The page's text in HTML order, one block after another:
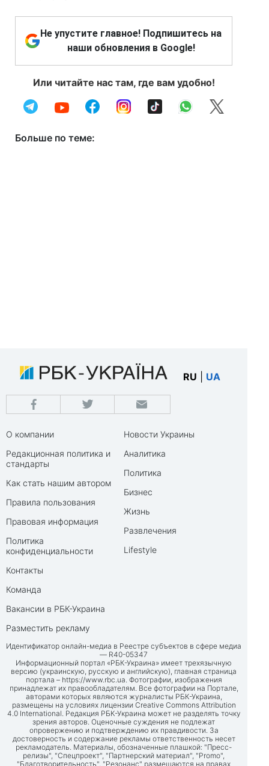
Не упустите главное! Подпишитесь на
наши обновления в Google!
Или читайте нас там, где вам удобно!
Больше по теме:
RU UA
О компании
Редакционная политика и
стандарты
Как стать нашим автором
Правила пользования
Правовая информация
Политика
конфиденциальности
Контакты
Команда
Вакансии в РБК-Украина
Разместить рекламу
Новости Украины
Аналитика
Политика
Бизнес
Жизнь
Развлечения
Lifestyle
Идентификатор онлайн-медиа в Реестре субъектов в сфере медиа
— R40-05347
Информационный портал «РБК-Украина» имеет трехязычную
версию (украинскую, русскую и английскую), главная страница
портала – https://www.rbc.ua. Фотографии, изображения
принадлежат их правообладателям. Все фотографии на Портале,
авторами которых являются журналисты РБК-Украина,
размещены на условиях лицензии Creative Commons Attribution
4.0 International. Редакция РБК-Украина может не разделять точку
зрения авторов. Оценочные суждения не подлежат
опровержению и подтверждению их правдивости. За
достоверность и содержание рекламы ответственность несет
рекламодатель. Материалы, обозначенные плашкой: "Пресс-
релизы", "Спецпроект", "Партнерский материал", "Promo",
"Благотворительность", "Резонанс" размещаются на правах